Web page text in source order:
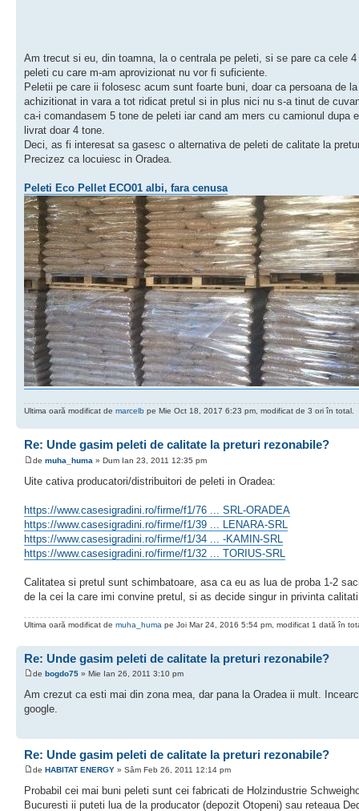
Am trecut si eu, din toamna, la o centrala pe peleti, si se pare ca cele 4
peleti cu care m-am aprovizionat nu vor fi suficiente.
Peletii pe care ii folosesc acum sunt foarte buni, doar ca persoana de
achizitionat in vara a tot ridicat pretul si in plus nici nu s-a tinut de
ca-i comandasem 5 tone de peleti iar cand am mers cu camionul dupa
livrat doar 4 tone.
Deci, as fi interesat sa gasesc o alternativa de peleti de calitate la
Precizez ca locuiesc in Oradea.
Peleti Eco Pellet ECO01 albi, fara cenusa
Ultima oară modificat de marcelb pe Mie Oct 18, 2017 6:23 pm, modificat de 3 ori în total.
Re: Unde gasim peleti de calitate la preturi rezonabile?
de muha_huma » Dum Ian 23, 2011 12:35 pm
Uite cativa producatori/distribuitori de peleti in Oradea:
https://www.casesigradini.ro/firme/f1/76 ... SRL-ORADEA
https://www.casesigradini.ro/firme/f1/39 ... LENARA-SRL
https://www.casesigradini.ro/firme/f1/34 ... -KAMIN-SRL
https://www.casesigradini.ro/firme/f1/32 ... TORIUS-SRL
Calitatea si pretul sunt schimbatoare, asa ca eu as lua de proba 1-2
de la cei la care imi convine pretul, si as decide singur in privinta
Ultima oară modificat de muha_huma pe Joi Mar 24, 2016 5:54 pm, modificat 1 dată în
Re: Unde gasim peleti de calitate la preturi rezonabile?
de bogdo75 » Mie Ian 26, 2011 3:10 pm
Am crezut ca esti mai din zona mea, dar pana la Oradea ii mult.
google.
Re: Unde gasim peleti de calitate la preturi rezonabile?
de HABITAT ENERGY » Sâm Feb 26, 2011 12:14 pm
Probabil cei mai buni peleti sunt cei fabricati de Holzindustrie
Bucuresti ii puteti lua de la producator (depozit Otopeni) sau reteaua